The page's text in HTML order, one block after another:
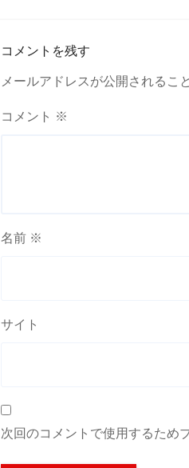
コメントを残す
メールアドレスが公開されるこ
コメント ※
名前 ※
サイト
次回のコメントで使用するため